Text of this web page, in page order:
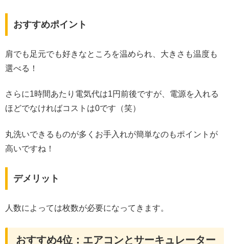
おすすめポイント
肩でも足元でも好きなところを温められ、大きさも温度も
選べる！
さらに1時間あたり電気代は1円前後ですが、電源を入れる
ほどでなければコストは0です（笑）
丸洗いできるものが多くお手入れが簡単なのもポイントが
高いですね！
デメリット
人数によっては枚数が必要になってきます。
おすすめ4位：エアコンとサーキュレーター